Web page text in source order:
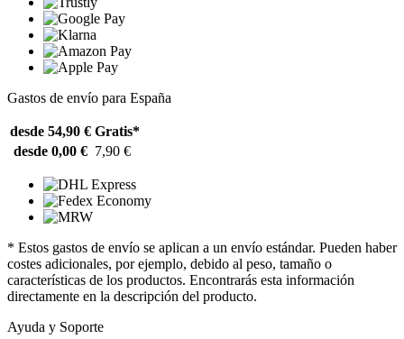
Gastos de envío para España
desde 54,90 € Gratis*
desde 0,00 € 7,90 €
* Estos gastos de envío se aplican a un envío estándar. Pueden haber
costes adicionales, por ejemplo, debido al peso, tamaño o
características de los productos. Encontrarás esta información
directamente en la descripción del producto.
Ayuda y Soporte